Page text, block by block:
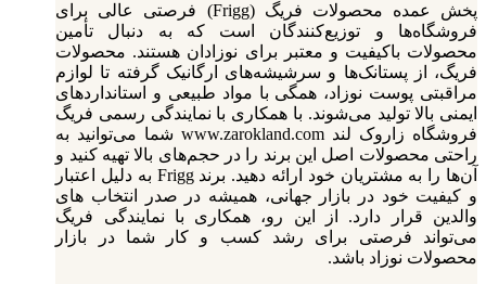
پخش عمده محصولات فریگ (Frigg) فرصتی عالی برای
فروشگاه‌ها و توزیع‌کنندگان است که به دنبال تأمین
محصولات باکیفیت و معتبر برای نوزادان هستند. محصولات
فریگ، از پستانک‌ها و سرشیشه‌های ارگانیک گرفته تا لوازم
مراقبتی پوست نوزاد، همگی با مواد طبیعی و استانداردهای
ایمنی بالا تولید می‌شوند. با همکاری با نمایندگی رسمی فریگ
فروشگاه زاروک لند www.zarokland.com شما می‌توانید به
راحتی محصولات اصل این برند را در حجم‌های بالا تهیه کنید و
آن‌ها را به مشتریان خود ارائه دهید. برند Frigg به دلیل اعتبار
و کیفیت خود در بازار جهانی، همیشه در صدر انتخاب‌ های
والدین قرار دارد. از این رو، همکاری با نمایندگی فریگ
می‌تواند فرصتی برای رشد کسب‌ و کار شما در بازار
محصولات نوزاد باشد.